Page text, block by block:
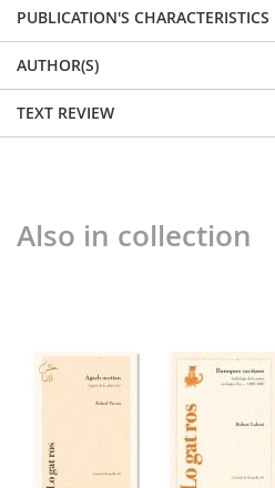
PUBLICATION'S CHARACTERISTICS
AUTHOR(S)
TEXT REVIEW
Also in collection